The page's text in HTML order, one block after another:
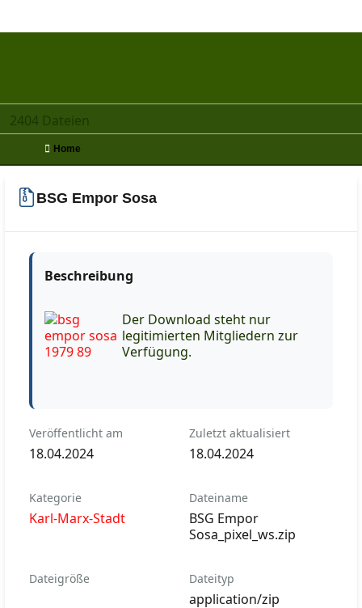
2404 Dateien
Home
BSG Empor Sosa
Beschreibung
Der Download steht nur
legitimierten Mitgliedern zur
Verfügung.
Veröffentlicht am
18.04.2024
Zuletzt aktualisiert
18.04.2024
Kategorie
Karl-Marx-Stadt
Dateiname
BSG Empor
Sosa_pixel_ws.zip
Dateigröße Dateityp
application/zip